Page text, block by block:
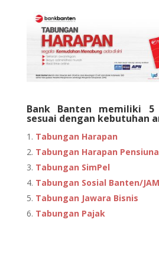
Bank Banten memiliki 5
sesuai dengan kebutuhan
Tabungan Harapan
Tabungan Harapan
Tabungan SimPel
Tabungan Sosial Banten/
Tabungan Jawara Bisnis
Tabungan Pajak